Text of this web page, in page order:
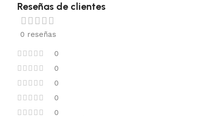
Reseñas de clientes
0 reseñas
0
0
0
0
0